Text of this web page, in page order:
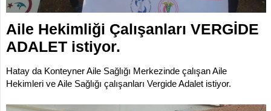
Aile Hekimliği Çalışanları VERGİDE
ADALET istiyor.
Hatay da Konteyner Aile Sağlığı Merkezinde çalışan Aile
Hekimleri ve Aile Sağlığı çalışanları Vergide Adalet istiyor.